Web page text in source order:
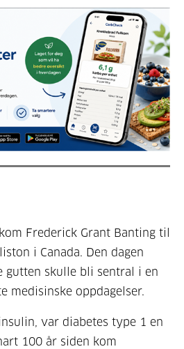
kom Frederick Grant Banting til
i Canada. Den dagen
gutten skulle bli sentral i en
medisinske oppdagelser.
var diabetes type 1 en
100 år siden kom